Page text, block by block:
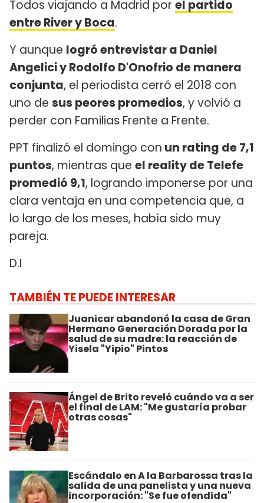
Todos viajando a Madrid por el partido
entre River y Boca.
Y aunque logró entrevistar a Daniel
Angelici y Rodolfo D'Onofrio de manera
conjunta, el periodista cerró el 2018 con
uno de sus peores promedios, y volvió a
perder con Familias Frente a Frente.
PPT finalizó el domingo con un rating de 7,1
puntos, mientras que el reality de Telefe
promedió 9,1, logrando imponerse por una
clara ventaja en una competencia que, a
lo largo de los meses, había sido muy
pareja.
D.I
TAMBIÉN TE PUEDE INTERESAR
Juanicar abandonó la casa de Gran
Hermano Generación Dorada por la
salud de su madre: la reacción de
Yisela "Yipio" Pintos
Ángel de Brito reveló cuándo va a ser
el final de LAM: "Me gustaría probar
otras cosas"
Escándalo en A la Barbarossa tras la
salida de una panelista y una nueva
incorporación: "Se fue ofendida"